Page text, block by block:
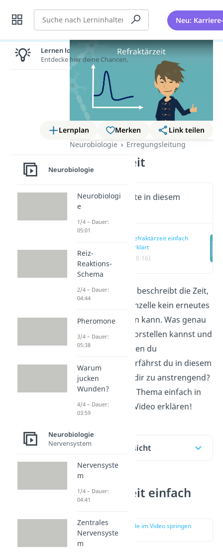
Suche Neu:
Lernplan Merken
Link teilen
Neurobiologie
Erregungsleitung
Refraktärzeit
Wichtige Inhalte in diesem
Video
Refraktärzeit einfach
erklärt
(00:16)
DieRefraktärzeit
beschreibt die Zeit,
in der eine Nervenzelle kein erneutes
Signal weiterleiten kann. Was genau
du dir darunter vorstellen kannst und
welche zwei Phasen du
unterscheidest, erfährst du in diesem
Artikel! Lesen ist dir zu anstrengend?
Dann lass dir das Thema einfach in
unserem kurzen Video erklären!
Inhaltsübersicht
Refraktärzeit einfach
erklärt
zur Stelle im Video springen
(00:16)
Lernen lohnt sich!
Entdecke hier deine Chancen.
Neurobiologie
Neurobiologi
e
1/4 – Dauer:
05:01
Reiz-
Reaktions-
Schema
2/4 – Dauer:
04:44
Pheromone
3/4 – Dauer:
05:38
Warum
jucken
Wunden?
4/4 – Dauer:
03:59
Neurobiologie
Nervensystem
Nervensyste
m
1/4 – Dauer:
04:41
Zentrales
Nervensyste
m